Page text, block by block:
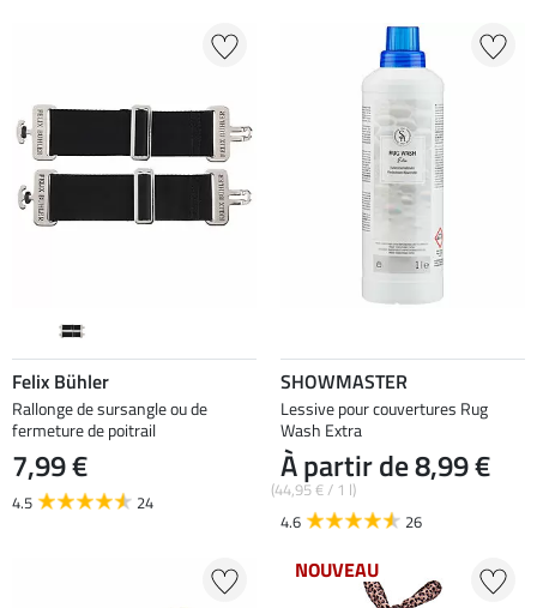
Felix Bühler
Rallonge de sursangle ou de
fermeture de poitrail
7,99 €
4.5 24
SHOWMASTER
Lessive pour couvertures Rug
Wash Extra
À partir de 8,99 €
(44,95 € / 1 l)
4.6
26
NOUVEAU